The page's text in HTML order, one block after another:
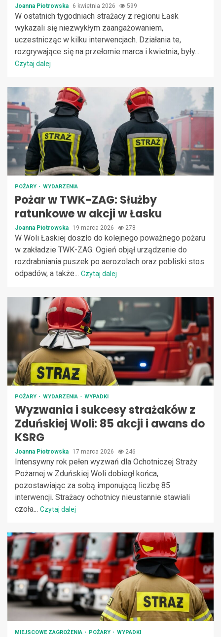
Joanna Piotrowska 6 kwietnia 2026 599
W ostatnich tygodniach strażacy z regionu Łask
wykazali się niezwykłym zaangażowaniem,
uczestnicząc w kilku interwencjach. Działania te,
rozgrywające się na przełomie marca i kwietnia, były...
Czytaj dalej
POŻARY WYDARZENIA
Pożar w TWK-ZAG: Służby
ratunkowe w akcji w Łasku
Joanna Piotrowska 19 marca 2026 278
W Woli Łaskiej doszło do kolejnego poważnego pożaru
w zakładzie TWK-ZAG. Ogień objął urządzenie do
rozdrabniania puszek po aerozolach oraz pobliski stos
odpadów, a także... Czytaj dalej
POŻARY WYDARZENIA WYPADKI
Wyzwania i sukcesy strażaków z
Zduńskiej Woli: 85 akcji i awans do
KSRG
Joanna Piotrowska 17 marca 2026 246
Intensywny rok pełen wyzwań dla Ochotniczej Straży
Pożarnej w Zduńskiej Woli dobiegł końca,
pozostawiając za sobą imponującą liczbę 85
interwencji. Strażacy ochotnicy nieustannie stawiali
czoła... Czytaj dalej
MIEJSCOWE ZAGROŻENIA POŻARY WYPADKI